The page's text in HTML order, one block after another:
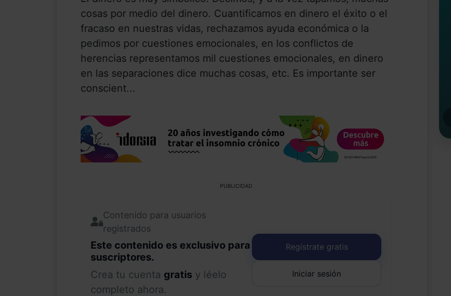
cosas por medio del dinero. Cuantificamos en dinero el éxito o el
fracaso en nuestras vidas, rechazamos ayuda económica o la
pedimos por cuestiones emocionales, en los conflictos de
herencias representamos mil cuestiones emocionales, en dinero
en las separaciones dice muchas cosas, etc. Es importante ser
conscient...
PUBLICIDAD
Contenido para usuarios
registrados
Este contenido es exclusivo para
suscriptores.
Crea tu cuenta gratis y léelo
completo ahora.
Regístrate gratis
Iniciar sesión